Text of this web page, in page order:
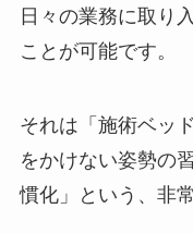
日々の業務に取り
ことが可能です。
それは「施術ベッ
をかけない姿勢の
慣化」という、非